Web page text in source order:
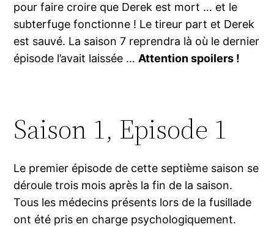
pour faire croire que Derek est mort … et le
subterfuge fonctionne ! Le tireur part et Derek
est sauvé. La saison 7 reprendra là où le dernier
épisode l’avait laissée …Attention spoilers !
Saison 1, Episode 1
Le premier épisode de cette septième saison se
déroule trois mois après la fin de la saison.
Tous les médecins présents lors de la fusillade
ont été pris en charge psychologiquement.